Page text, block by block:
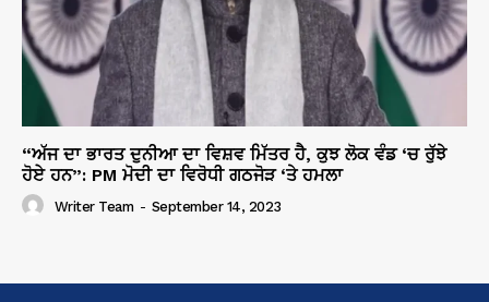
“ਅੱਜ ਦਾ ਭਾਰਤ ਦੁਨੀਆ ਦਾ ਵਿਸ਼ਵ ਮਿੱਤਰ ਹੈ, ਕੁਝ ਲੋਕ ਵੰਡ ‘ਚ ਰੁੱਝੇ
ਹੋਏ ਹਨ”: PM ਮੋਦੀ ਦਾ ਵਿਰੋਧੀ ਗਠਜੋੜ ‘ਤੇ ਹਮਲਾ
Writer Team - September 14, 2023